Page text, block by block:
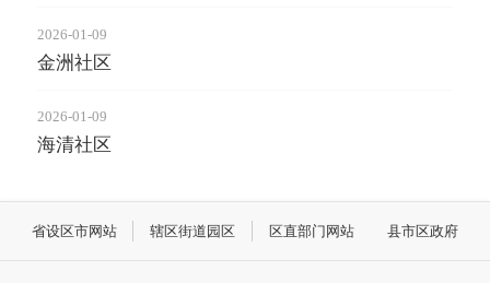
2026-01-09
金洲社区
2026-01-09
海清社区
省设区市网站 辖区街道园区 区直部门网站 县市区政府